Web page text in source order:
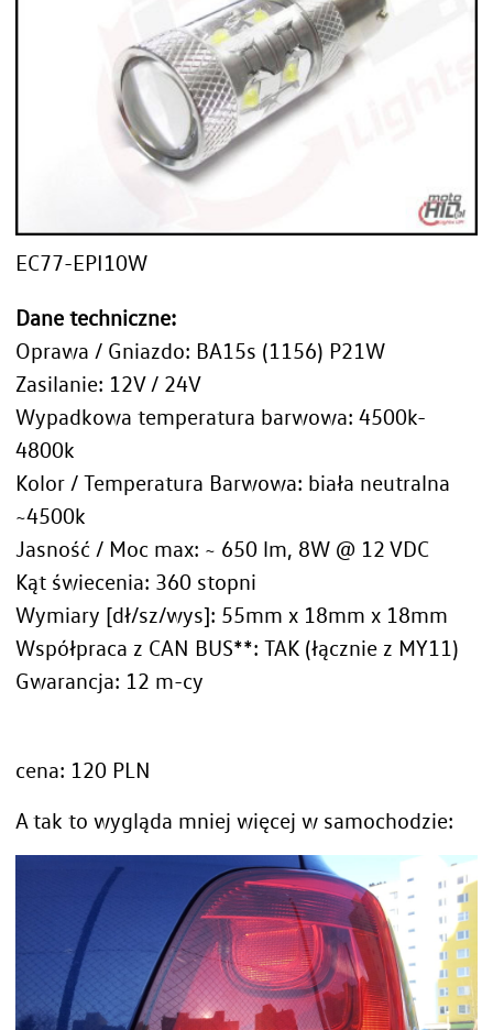
EC77-EPI10W
Dane techniczne:
Oprawa / Gniazdo: BA15s (1156) P21W
Zasilanie: 12V / 24V
Wypadkowa temperatura barwowa: 4500k-
4800k
Kolor / Temperatura Barwowa: biała neutralna
~4500k
Jasność / Moc max: ~ 650 lm, 8W @ 12 VDC
Kąt świecenia: 360 stopni
Wymiary [dł/sz/wys]: 55mm x 18mm x 18mm
Współpraca z CAN BUS**: TAK (łącznie z MY11)
Gwarancja: 12 m-cy
cena: 120 PLN
A tak to wygląda mniej więcej w samochodzie: